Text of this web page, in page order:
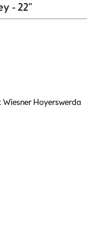
- 22"
Wiesner Hoyerswerda